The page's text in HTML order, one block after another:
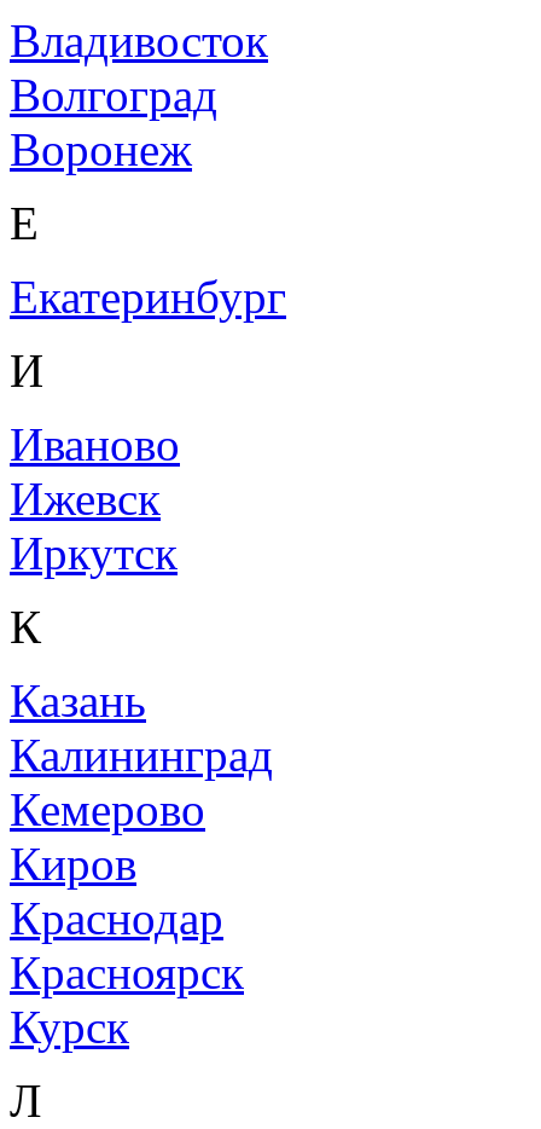
Владивосток
Волгоград
Воронеж
Е
Екатеринбург
И
Иваново
Ижевск
Иркутск
К
Казань
Калининград
Кемерово
Киров
Краснодар
Красноярск
Курск
Л